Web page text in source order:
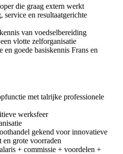
die graag extern werkt
service en resultaatgerichte
van voedselbereiding
vlotte zelforganisatie
goede basiskennis Frans en
met talrijke professionele
werksfeer
gekend voor innovatieve
en grote voorraden
+ commissie + voordelen +